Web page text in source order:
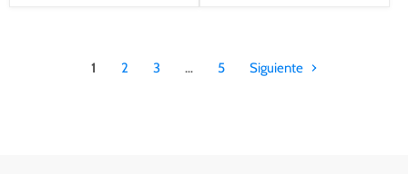
1 2 3 … 5 Siguiente